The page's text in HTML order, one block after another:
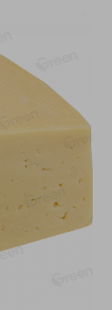
яблоко-тыква